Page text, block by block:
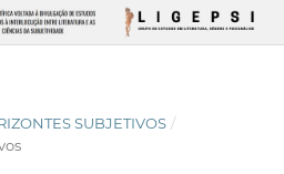
SUBJETIVOS /